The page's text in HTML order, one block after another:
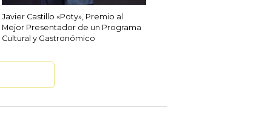
Javier Castillo «Poty», Premio al
Mejor Presentador de un Programa
Cultural y Gastronómico